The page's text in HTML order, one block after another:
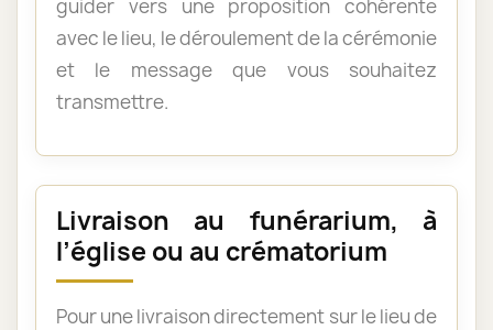
guider vers une proposition cohérente
avec le lieu, le déroulement de la cérémonie
et le message que vous souhaitez
transmettre.
Livraison au funérarium, à
l’église ou au crématorium
Pour une livraison directement sur le lieu de